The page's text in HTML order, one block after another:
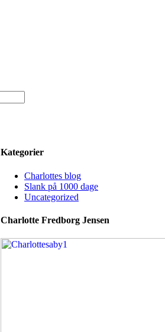
Kategorier
Charlottes blog
Slank på 1000 dage
Uncategorized
Charlotte Fredborg Jensen